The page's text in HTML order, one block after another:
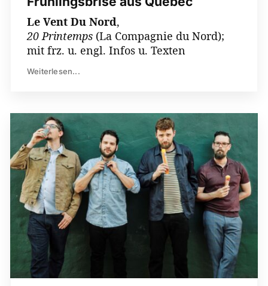
Le Vent Du Nord,
20 Printemps(La Compagnie du Nord);
mit frz. u. engl. Infos u. Texten
Weiterlesen...